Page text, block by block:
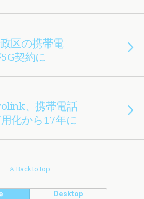
区の携帯電
契約に
、携帯電話
化から17年に
Back to top
Desktop